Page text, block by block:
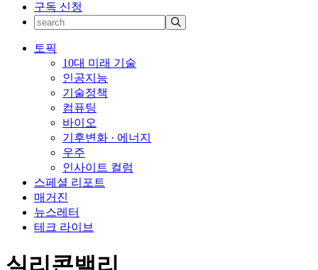
구독 신청
토픽
10대 미래 기술
인공지능
기술정책
컴퓨팅
바이오
기후변화 · 에너지
우주
인사이트 컬럼
스페셜 리포트
매거진
뉴스레터
테크 라이브